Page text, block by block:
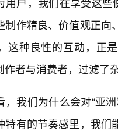
制作精良、价值观正
这种良性的互动，正
作者与消费者，过滤了
，我们为什么会对“亚
特有的节奏感里，我